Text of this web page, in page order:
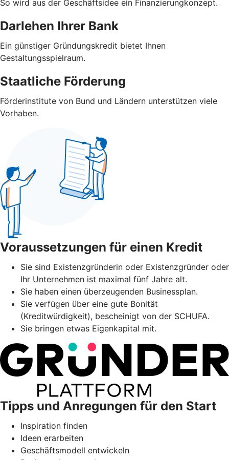
So wird aus der Geschäftsidee ein Finanzierungkonzept.
Darlehen Ihrer Bank
Ein günstiger Gründungskredit bietet Ihnen
Gestaltungsspielraum.
Staatliche Förderung
Förderinstitute von Bund und Ländern unterstützen viele
Vorhaben.
Voraussetzungen für einen Kredit
Sie sind Existenzgründerin oder Existenzgründer oder
Ihr Unternehmen ist maximal fünf Jahre alt.
Sie haben einen überzeugenden Businessplan.
Sie verfügen über eine gute Bonität
(Kreditwürdigkeit), bescheinigt von der SCHUFA.
Sie bringen etwas Eigenkapital mit.
Tipps und Anregungen für den Start
Inspiration finden
Ideen erarbeiten
Geschäftsmodell entwickeln